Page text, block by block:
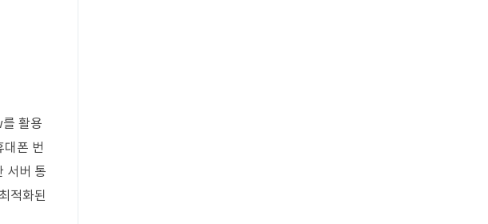
활용
폰 번
서버 통
적화된